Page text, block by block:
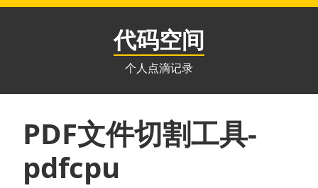
跳
代码空间
个人点滴记录
PDF文件切割工具-
pdfcpu